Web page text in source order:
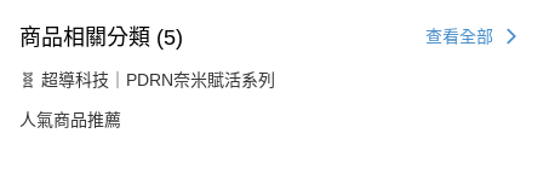
商品相關分類 (5) 查看全部
🧬 超導科技｜PDRN奈米賦活系列
人氣商品推薦